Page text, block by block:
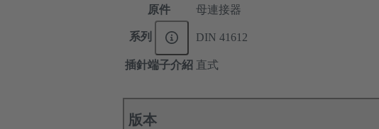
原件
母連接器
系列 DIN 41612
插針端子介紹 直式
版本